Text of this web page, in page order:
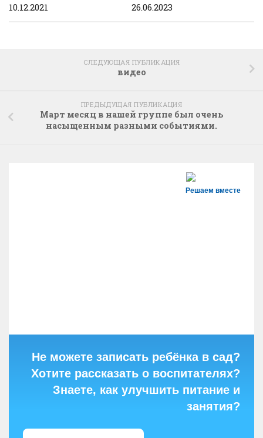
10.12.2021 26.06.2023
СЛЕДУЮЩАЯ ПУБЛИКАЦИЯ
видео
ПРЕДЫДУЩАЯ ПУБЛИКАЦИЯ
Март месяц в нашей группе был очень
насыщенным разными событиями.
Решаем вместе
Не можете записать ребёнка в сад?
Хотите рассказать о воспитателях?
Знаете, как улучшить питание и
занятия?